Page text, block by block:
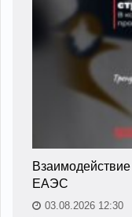
ЕАЭС
03.08.2026 12:30